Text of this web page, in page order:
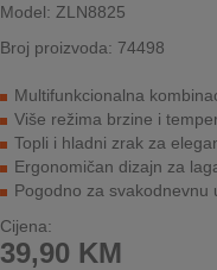
Model: ZLN8825
Broj proizvoda: 74498
Multifunkcionalna
Više režima brzine i temperature
Topli i hladni zrak za
Ergonomičan dizajn za lagano
Pogodno za svakodnevnu
Cijena:
39,90 KM